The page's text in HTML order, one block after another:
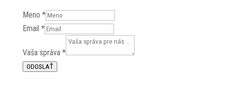
Meno *
správa
Vaša
Email *
Vaša správa *
ODOSLAŤ